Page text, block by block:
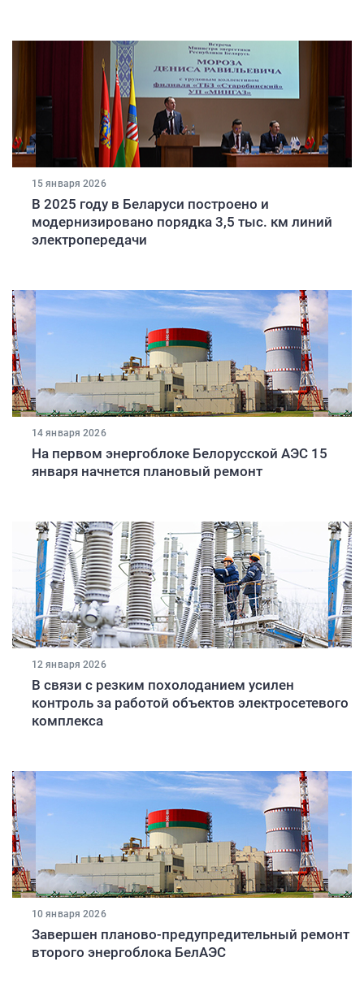
15 января 2026
В 2025 году в Беларуси построено и
модернизировано порядка 3,5 тыс. км линий
электропередачи
14 января 2026
На первом энергоблоке Белорусской АЭС 15
января начнется плановый ремонт
12 января 2026
В связи с резким похолоданием усилен
контроль за работой объектов электросетевого
комплекса
10 января 2026
Завершен планово-предупредительный ремонт
второго энергоблока БелАЭС